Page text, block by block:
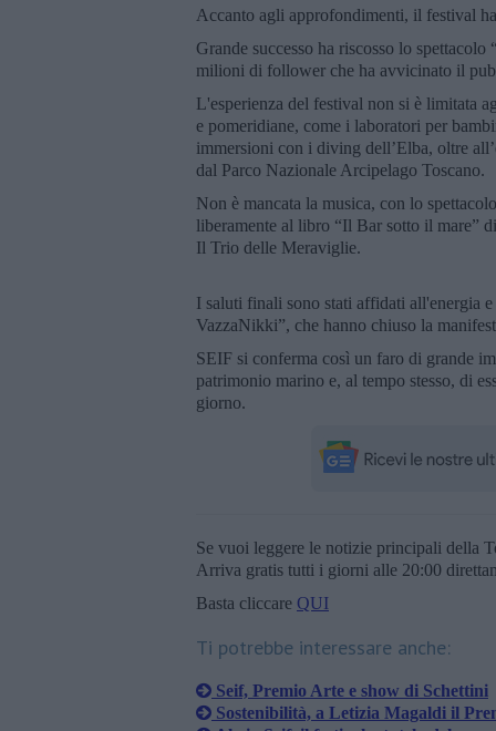
Accanto agli approfondimenti, il festival
Grande successo ha riscosso lo
milioni di follower che ha avvicinato il
L'esperienza del festival non si è limitata
e pomeridiane, come i laboratori per
immersioni con i diving dell’Elba, oltre
dal Parco Nazionale Arcipelago Toscano.
Non è mancata la musica, con lo
liberamente al libro “Il Bar sotto il mare”
Il Trio delle Meraviglie.
I saluti finali sono stati affidati all'energia
VazzaNikki”, che hanno chiuso la
SEIF si conferma così un faro di grande
patrimonio marino e, al tempo stesso, di
giorno.
Se vuoi leggere le notizie principali della
Arriva gratis tutti i giorni alle 20:00
Basta cliccare QUI
Ti potrebbe interessare anche:
Seif, Premio Arte e show di Schettini
Sostenibilità, a Letizia Magaldi il